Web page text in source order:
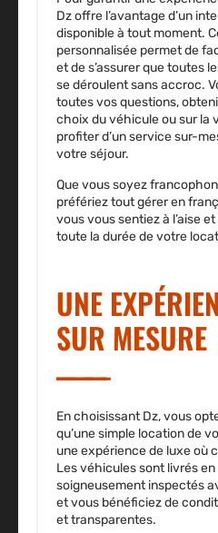
Dz offre l’avantage d’un
disponible à tout moment.
personnalisée permet de
et de s’assurer que toutes
se déroulent sans accroc.
toutes vos questions,
choix du véhicule ou sur la
profiter d’un service sur-
votre séjour.
Que vous soyez
préfériez tout gérer en
vous vous sentiez à l’aise
toute la durée de votre
UNE
SUR MESURE
En choisissant Dz, vous
qu’une simple location de
une expérience de luxe où
Les véhicules sont livrés
soigneusement inspectés
et vous bénéficiez de
et transparentes.